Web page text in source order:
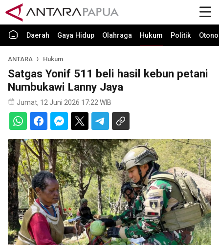
Daerah Gaya Hidup Olahraga Hukum Politik
ANTARA Hukum
Satgas Yonif 511 beli hasil kebun petani
Numbukawi Lanny Jaya
Jumat, 12 Juni 2026 17:22 WIB